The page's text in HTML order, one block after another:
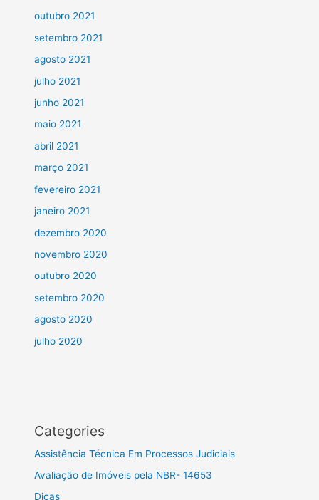
outubro 2021
setembro 2021
agosto 2021
julho 2021
junho 2021
maio 2021
abril 2021
março 2021
fevereiro 2021
janeiro 2021
dezembro 2020
novembro 2020
outubro 2020
setembro 2020
agosto 2020
julho 2020
Categories
Assistência Técnica Em Processos Judiciais
Avaliação de Imóveis pela NBR- 14653
Dicas